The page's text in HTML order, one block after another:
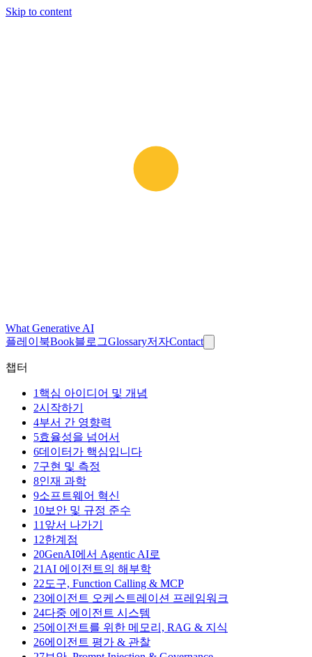
Skip to content
What Generative AI
플레이북Book블로그Glossary저자Contact
챕터
1 핵심 아이디어 및 개념
2시작하기
4부서 간 영향력
5효율성을 넘어서
6데이터가 핵심입니다
7구현 및 측정
8인재 과학
9소프트웨어 혁신
10보안 및 규정 준수
11 앞서 나가기
12한계점
20GenAI에서 Agentic AI로
21 AI 에이전트의 해부학
22도구, Function Calling & MCP
23에이전트 오케스트레이션 프레임워크
24다중 에이전트 시스템
25에이전트를 위한 메모리, RAG & 지식
26에이전트 평가 & 관찰